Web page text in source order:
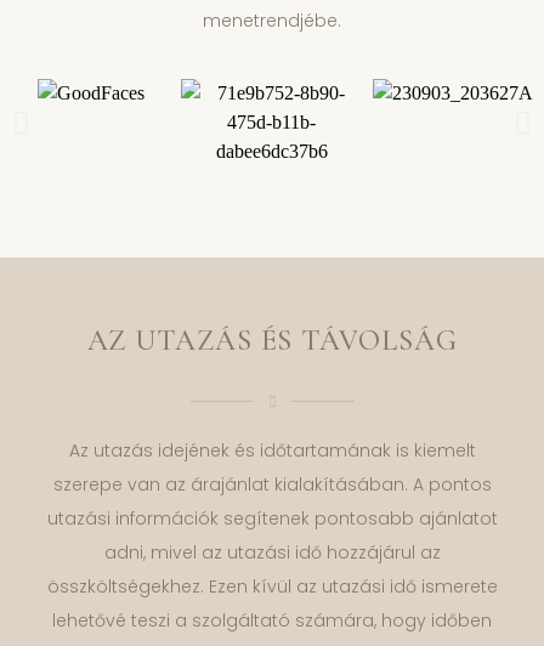
menetrendjébe.
AZ UTAZÁS ÉS TÁVOLSÁG
Az utazás idejének és időtartamának is kiemelt
szerepe van az árajánlat kialakításában. A pontos
utazási információk segítenek pontosabb ajánlatot
adni, mivel az utazási idő hozzájárul az
összköltségekhez. Ezen kívül az utazási idő ismerete
lehetővé teszi a szolgáltató számára, hogy időben